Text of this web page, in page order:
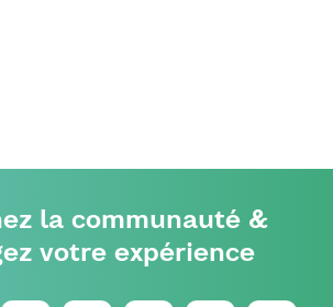
la communauté &
votre expérience